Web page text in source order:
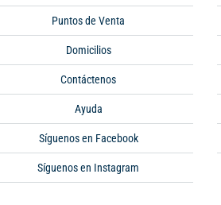
Puntos de Venta
Domicilios
Contáctenos
Ayuda
Síguenos en Facebook
Síguenos en Instagram